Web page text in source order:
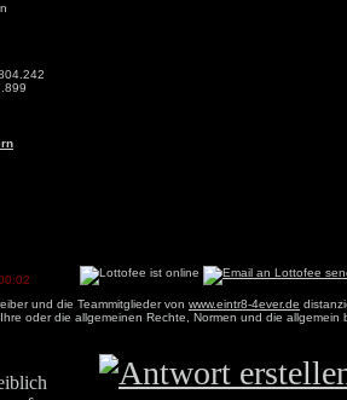
und die Teammitglieder von www.eintr8-4ever.de
oder die allgemeinen Rechte, Normen und die